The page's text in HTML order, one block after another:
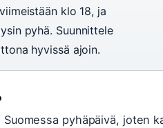
klo 18, ja
pyhä. Suunnittele
hyvissä ajoin.
pyhäpäivä, joten